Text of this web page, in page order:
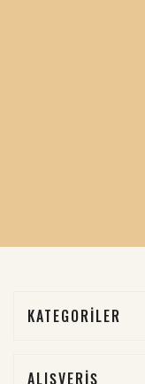
KATEGORİLER
ALIŞVERİŞ